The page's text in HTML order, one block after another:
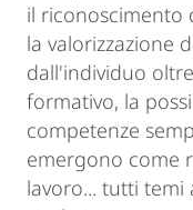
il riconoscimento
la valorizzazione
dall'individuo
formativo, la
competenze
emergono come
lavoro... tutti temi